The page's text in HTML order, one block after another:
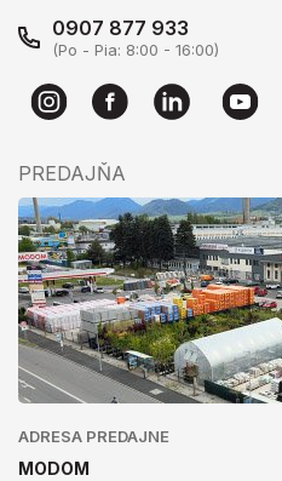
0907 877 933
(Po - Pia: 8:00 - 16:00)
PREDAJŇA
ADRESA PREDAJNE
MODOM